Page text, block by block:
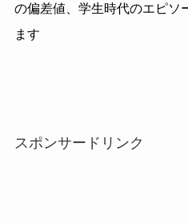
の偏差値、学生時代のエピソ
ます
スポンサードリンク